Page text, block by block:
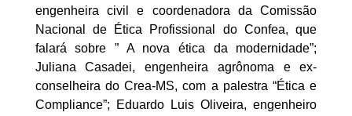
engenheira civil e coordenadora da Comissão
Nacional de Ética Profissional do Confea, que
falará sobre ” A nova ética da modernidade”;
Juliana Casadei, engenheira agrônoma e ex-
conselheira do Crea-MS, com a palestra “Ética e
Compliance”; Eduardo Luis Oliveira, engenheiro